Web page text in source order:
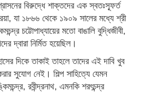
বিরুদ্ধে শাক্তদের এক স্বতঃস্ফূর্ত
যা ১৮৬৬ থেকে ১৯০৯ সালের মধ্যে শ্রী
চট্টোপাধ্যায়ের মতো বাঙালি বুদ্ধিজীবী,
দ্বারা নির্মিত হয়েছিল।
দিকে তাকাই তাহলে তাদের এই দাবি খুব
সুযোগ নেই। শিল্প সাহিত্যে যেমন
রবীন্দ্রনাথ, এমনকি শরৎচন্দ্র